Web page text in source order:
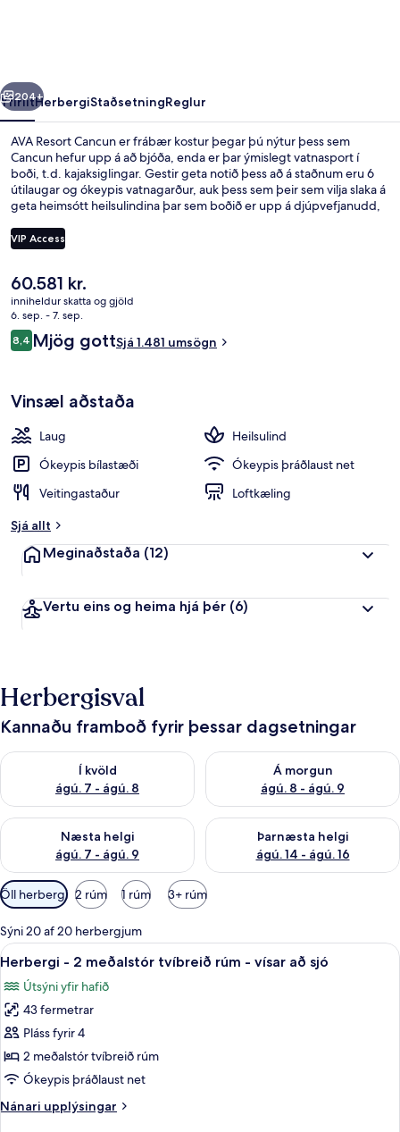
Næsta
204+
YfirlitHerbergiStaðsetningReglur
AVA Resort Cancun er frábær kostur þegar þú nýtur þess sem
Cancun hefur upp á að bjóða, enda er þar ýmislegt vatnasport í
boði, t.d. kajaksiglingar. Gestir geta notið þess að á staðnum eru 6
útilaugar og ókeypis vatnagarður, auk þess sem þeir sem vilja slaka á
geta heimsótt heilsulindina þar sem boðið er upp á djúpvefjanudd,
veitingastöðum og 2 sundlaugarbörum þannig að næg tækifæri eru
til að gera vel við sig í mat og drykk. Meðal annarra þæginda sem þú
næturklúbbur og ókeypis barnaklúbbur.
VIP Access
Núverandi
verð
er
60.581 kr.
60.581 kr.
inniheldur skatta og gjöld
6. sep. - 7. sep.
Umsagnir
8,48,4 af 10
Mjög gottSjá 1.481 umsögn
Vinsæl aðstaða
Laug
Heilsulind
Ókeypis bílastæði
Ókeypis þráðlaust net
Veitingastaður
Loftkæling
Sjá allt
Meginaðstaða (12)
Vertu eins og heima hjá þér (6)
Herbergisval
Kannaðu framboð fyrir þessar dagsetningar
Í kvöld
ágú. 7 - ágú. 8
Athuga framboð í kvöld ágú. 7 - ágú. 8
Á morgun
ágú. 8 - ágú. 9
Athuga framboð á morgun
Næsta helgi
ágú. 7 - ágú. 9
Athuga framboð næstu helgi ágú. 7 - ágú. 9
Þarnæsta helgi
ágú. 14 - ágú. 16
Athuga framboð þarnæstu
Síur
í
boði
fyrir
herbergi
Öll herbergi 2 rúm 1 rúm 3+ rúm
Sýni 20 af 20 herbergjum
Skoða
allar
myndir
fyrir
Herbergi
-
2
tvíbreið
Herbergi - 2 meðalstór tvíbreið rúm
10
Herbergi - 2 meðalstór tvíbreið rúm - vísar að sjó
Útsýni yfir hafið
43 fermetrar
Pláss fyrir 4
2 meðalstór tvíbreið rúm
Ókeypis þráðlaust net
Nánari upplýsingar
Nánari